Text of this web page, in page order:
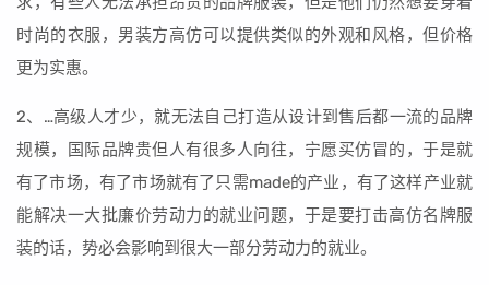
时尚的衣服，男装方高仿可以提供类似的外观和风格，但价格
更为实惠。
2、…高级人才少，就无法自己打造从设计到售后都一流的品牌
规模，国际品牌贵但人有很多人向往，宁愿买仿冒的，于是就
有了市场，有了市场就有了只需made的产业，有了这样产业就
能解决一大批廉价劳动力的就业问题，于是要打击高仿名牌服
装的话，势必会影响到很大一部分劳动力的就业。